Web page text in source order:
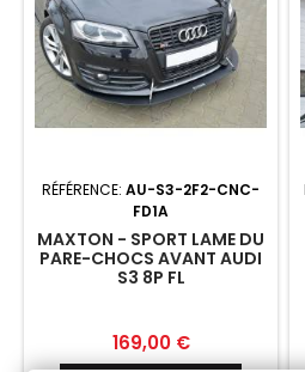
RÉFÉRENCE: AU-S3-2F2-CNC-
FD1A
MAXTON - SPORT LAME DU
PARE-CHOCS AVANT AUDI
S3 8P FL
Prix
169,00 €